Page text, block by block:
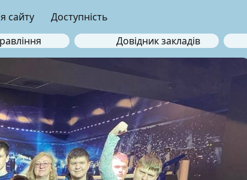
сайту Доступність
Довідник закладів